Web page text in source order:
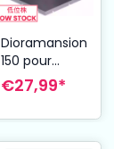
Dioramansion
150 pour
figurines
Nendoroid et
Figma Train
€27,99*